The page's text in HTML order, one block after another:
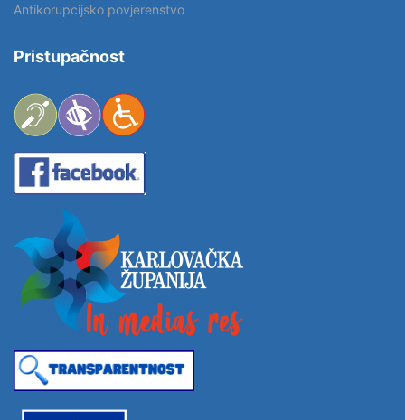
Antikorupcijsko povjerenstvo
Pristupačnost